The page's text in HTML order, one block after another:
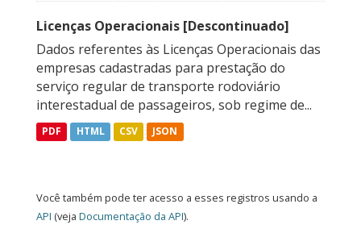
Licenças Operacionais [Descontinuado]
Dados referentes às Licenças Operacionais das
empresas cadastradas para prestação do
serviço regular de transporte rodoviário
interestadual de passageiros, sob regime de...
PDF HTML CSV JSON
Você também pode ter acesso a esses registros usando a
API (veja Documentação da API).